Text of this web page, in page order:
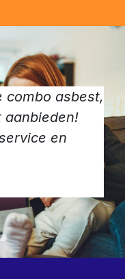
combo asbest,
aanbieden!
en